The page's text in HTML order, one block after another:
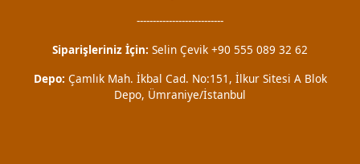
---------------------------
Siparişleriniz İçin: Selin Çevik +90 555 089 32 62
Depo: Çamlık Mah. İkbal Cad. No:151, İlkur Sitesi A Blok
Depo, Ümraniye/İstanbul